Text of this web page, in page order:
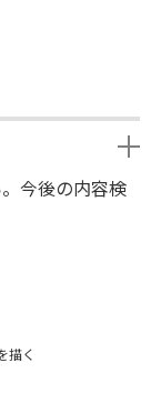
今後の内容検
描く